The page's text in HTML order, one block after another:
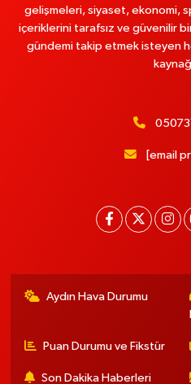
gelişmeleri, siyaset, ekonomi,
içeriklerini tarafsız ve güvenilir
gündemi takip etmek isteyen
[email
Aydın Hava Durumu
Puan Durumu ve Fikstür
Son Dakika Haberleri